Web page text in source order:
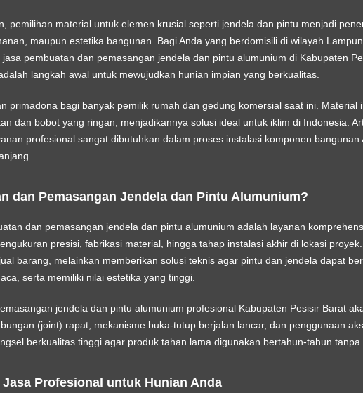
pemilihan material untuk elemen krusial seperti jendela dan pintu menjadi
maupun estetika bangunan. Bagi Anda yang berdomisili di wilayah
jasa pembuatan dan pemasangan jendela dan pintu alumunium di Kabupaten
langkah awal untuk mewujudkan hunian impian yang berkualitas.
primadona bagi banyak pemilik rumah dan gedung komersial saat ini. Material
dan bobot yang ringan, menjadikannya solusi ideal untuk iklim di Indonesia.
profesional sangat dibutuhkan dalam proses instalasi komponen bangunan
dan Pemasangan Jendela dan Pintu Alumunium?
dan pemasangan jendela dan pintu alumunium adalah layanan
presisi, fabrikasi material, hingga tahap instalasi akhir di lokasi
barang, melainkan memberikan solusi teknis agar pintu dan jendela dapat
serta memiliki nilai estetika yang tinggi.
jendela dan pintu alumunium profesional Kabupaten Pesisir Barat
(joint) rapat, mekanisme buka-tutup berjalan lancar, dan penggunaan
berkualitas tinggi agar produk tahan lama digunakan bertahun-tahun tanpa
Profesional untuk Hunian Anda